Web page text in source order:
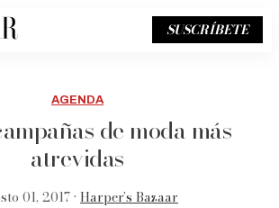
SUSCRÍBETE
AGENDA
de moda más
atrevidas
01, 2017 • Harper’s Bazaar